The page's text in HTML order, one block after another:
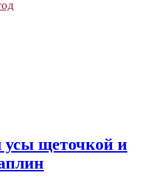
усы щеточкой и